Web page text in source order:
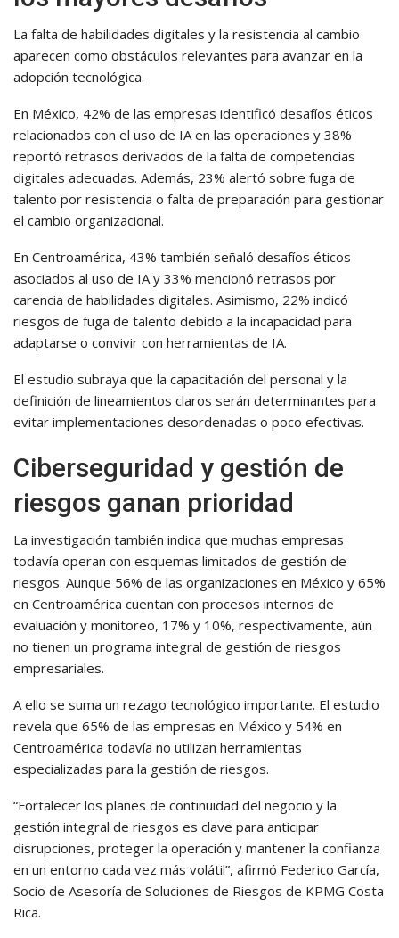
La falta de habilidades digitales y la resistencia al cambio
aparecen como obstáculos relevantes para avanzar en la
adopción tecnológica.
En México, 42% de las empresas identificó desafíos éticos
relacionados con el uso de IA en las operaciones y 38%
reportó retrasos derivados de la falta de competencias
digitales adecuadas. Además, 23% alertó sobre fuga de
talento por resistencia o falta de preparación para gestionar
el cambio organizacional.
En Centroamérica, 43% también señaló desafíos éticos
asociados al uso de IA y 33% mencionó retrasos por
carencia de habilidades digitales. Asimismo, 22% indicó
riesgos de fuga de talento debido a la incapacidad para
adaptarse o convivir con herramientas de IA.
El estudio subraya que la capacitación del personal y la
definición de lineamientos claros serán determinantes para
evitar implementaciones desordenadas o poco efectivas.
Ciberseguridad y gestión de
riesgos ganan prioridad
La investigación también indica que muchas empresas
todavía operan con esquemas limitados de gestión de
riesgos. Aunque 56% de las organizaciones en México y 65%
en Centroamérica cuentan con procesos internos de
evaluación y monitoreo, 17% y 10%, respectivamente, aún
no tienen un programa integral de gestión de riesgos
empresariales.
A ello se suma un rezago tecnológico importante. El estudio
revela que 65% de las empresas en México y 54% en
Centroamérica todavía no utilizan herramientas
especializadas para la gestión de riesgos.
“Fortalecer los planes de continuidad del negocio y la
gestión integral de riesgos es clave para anticipar
disrupciones, proteger la operación y mantener la confianza
en un entorno cada vez más volátil”, afirmó Federico García,
Socio de Asesoría de Soluciones de Riesgos de KPMG Costa
Rica.